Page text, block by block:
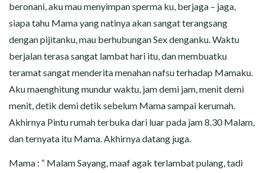
beronani, aku mau menyimpan sperma ku, berjaga – jaga,
siapa tahu Mama yang natinya akan sangat terangsang
dengan pijitanku, mau berhubungan Sex denganku. Waktu
berjalan terasa sangat lambat hari itu, dan membuatku
teramat sangat menderita menahan nafsu terhadap Mamaku.
Aku maenghitung mundur waktu, jam demi jam, menit demi
menit, detik demi detik sebelum Mama sampai kerumah.
Akhirnya Pintu rumah terbuka dari luar pada jam 8.30 Malam,
dan ternyata itu Mama. Akhirnya datang juga.
Mama : “ Malam Sayang, maaf agak terlambat pulang, tadi